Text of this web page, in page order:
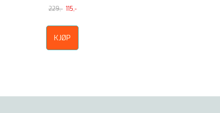
229,- 115,-
KJØP